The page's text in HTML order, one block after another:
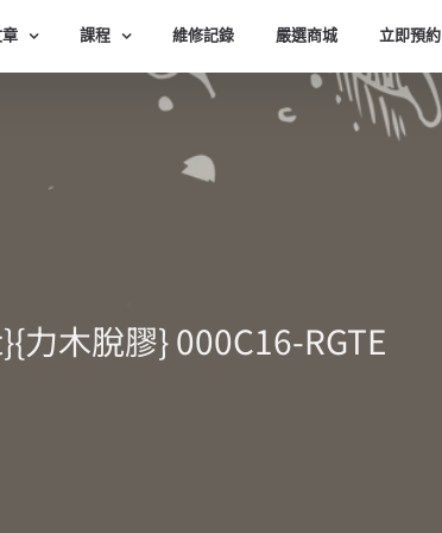
課程 維修記錄 嚴選商城 立即預約
力木脫膠} 000C16-RGTE